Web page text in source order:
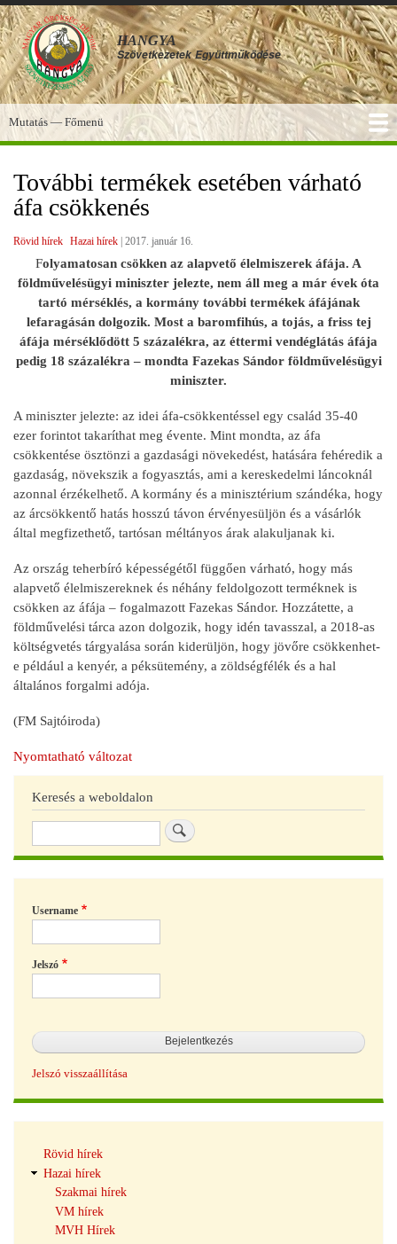
Ugrás
a
tartalomra
HANGYA
Szövetkezetek Együttműködése
Főmenü
Mutatás — Főmenü
További termékek esetében várható
áfa csökkenés
Rövid hírek Hazai hírek 2017. január 16.
Folyamatosan csökken az alapvető élelmiszerek áfája. A
földművelésügyi miniszter jelezte, nem áll meg a már évek óta
tartó mérséklés, a kormány további termékek áfájának
lefaragásán dolgozik. Most a baromfihús, a tojás, a friss tej
áfája mérséklődött 5 százalékra, az éttermi vendéglátás áfája
pedig 18 százalékra – mondta Fazekas Sándor földművelésügyi
miniszter.
A miniszter jelezte: az idei áfa-csökkentéssel egy család 35-40
ezer forintot takaríthat meg évente. Mint mondta, az áfa
csökkentése ösztönzi a gazdasági növekedést, hatására fehéredik a
gazdaság, növekszik a fogyasztás, ami a kereskedelmi láncoknál
azonnal érzékelhető. A kormány és a minisztérium szándéka, hogy
az árcsökkentő hatás hosszú távon érvényesüljön és a vásárlók
által megfizethető, tartósan méltányos árak alakuljanak ki.
Az ország teherbíró képességétől függően várható, hogy más
alapvető élelmiszereknek és néhány feldolgozott terméknek is
csökken az áfája – fogalmazott Fazekas Sándor. Hozzátette, a
földművelési tárca azon dolgozik, hogy idén tavasszal, a 2018-as
költségvetés tárgyalása során kiderüljön, hogy jövőre csökkenhet-
e például a kenyér, a péksütemény, a zöldségfélék és a hal
általános forgalmi adója.
(FM Sajtóiroda)
Nyomtatható változat
Keresés a weboldalon
Username
Jelszó
Jelszó visszaállítása
navigáció
Rövid hírek
Hazai hírek
Szakmai hírek
VM hírek
MVH Hírek